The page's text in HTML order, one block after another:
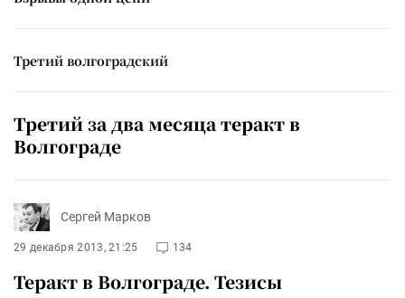
Третий волгоградский
Третий за два месяца теракт в
Волгограде
Сергей Марков
29 декабря 2013, 21:25 134
Теракт в Волгограде. Тезисы